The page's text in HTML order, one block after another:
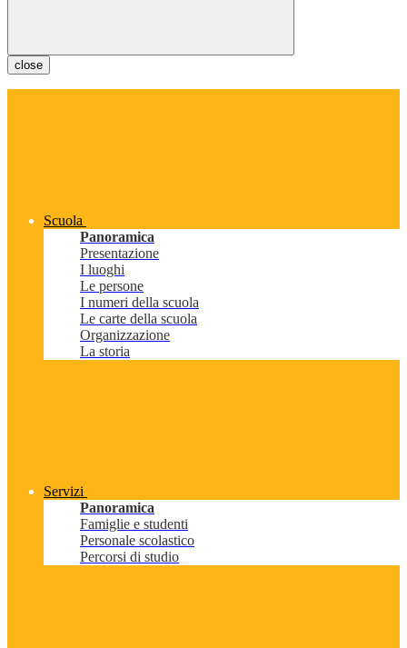
close
Scuola
Panoramica
Presentazione
I luoghi
Le persone
I numeri della scuola
Le carte della scuola
Organizzazione
La storia
Servizi
Panoramica
Famiglie e studenti
Personale scolastico
Percorsi di studio